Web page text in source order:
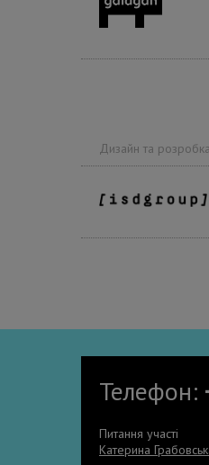
Дизайн та
Телефон:
Питання участі
Катерина